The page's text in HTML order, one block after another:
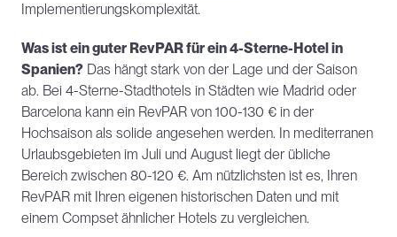
Implementierungskomplexität.
Was ist ein guter RevPAR für ein 4-Sterne-Hotel in
Spanien? Das hängt stark von der Lage und der Saison
ab. Bei 4-Sterne-Stadthotels in Städten wie Madrid oder
Barcelona kann ein RevPAR von 100-130 € in der
Hochsaison als solide angesehen werden. In mediterranen
Urlaubsgebieten im Juli und August liegt der übliche
Bereich zwischen 80-120 €. Am nützlichsten ist es, Ihren
RevPAR mit Ihren eigenen historischen Daten und mit
einem Compset ähnlicher Hotels zu vergleichen.